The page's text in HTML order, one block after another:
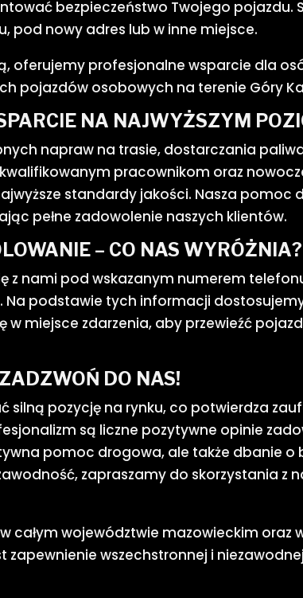
bezpieczeństwo Twojego pojazdu.
pod nowy adres lub w inne miejsce.
oferujemy profesjonalne wsparcie dla
pojazdów osobowych na terenie Góry
NA NAJWYŻSZYM
napraw na trasie, dostarczania
pracownikom oraz
standardy jakości. Nasza pomoc
pełne zadowolenie naszych klientów.
– CO NAS WYRÓŻNIA?
nami pod wskazanym numerem
podstawie tych informacji
w miejsce zdarzenia, aby przewieźć
DO NAS!
silną pozycję na rynku, co potwierdza
są liczne pozytywne opinie
pomoc drogowa, ale także dbanie o
zapraszamy do skorzystania z
całym województwie mazowieckim oraz
zapewnienie wszechstronnej i